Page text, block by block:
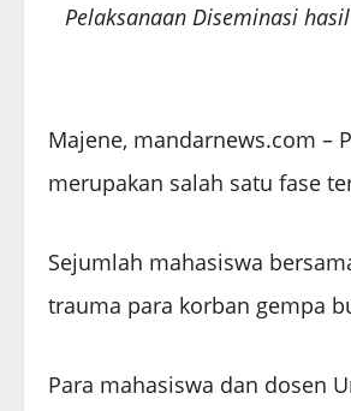
Pelaksanaan Diseminasi
Majene, mandarnews.com –
merupakan salah satu fase
Sejumlah mahasiswa
trauma para korban gempa
Para mahasiswa dan dosen